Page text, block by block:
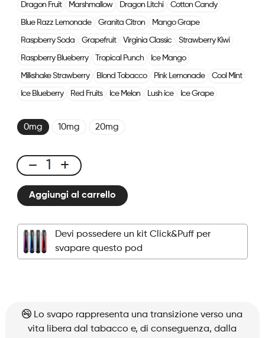
Dragon Fruit Marshmallow Dragon Litchi Cotton Candy
Blue Razz Lemonade Granita Citron Mango Grape
Raspberry Soda Grapefruit Virginia Classic Strawberry Kiwi
Raspberry Blueberry Tropical Punch Ice Mango
Milkshake Strawberry Blond Tobacco Pink Lemonade Cool Mint
Ice Blueberry Red Fruits Ice Melon Lush ice Ice Grape
0mg 10mg 20mg
Click
&
Puff
Pod
Strawberry
Aggiungi al carrello
Devi possedere un kit Click&Puff per
svapare questo pod
Lo svapo rappresenta una transizione verso una
vita libera dal tabacco e, di conseguenza, dalla